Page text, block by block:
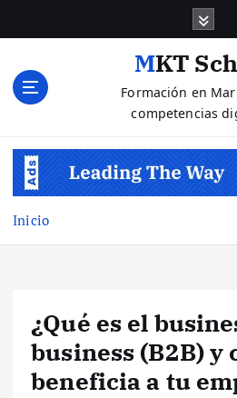
MKT
Formación en
competencias
Inicio
¿Qué es el
business (B2B) y
beneficia a tu